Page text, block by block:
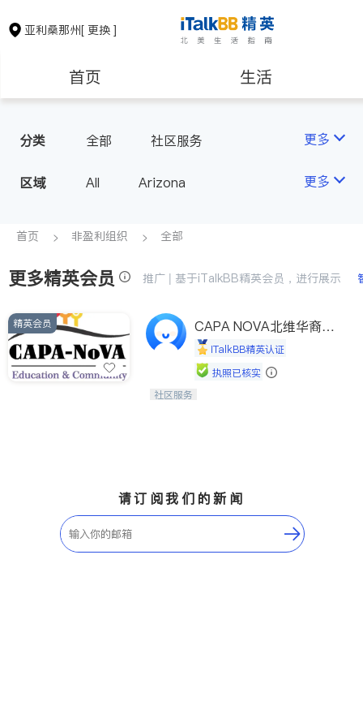
亚利桑那州[ 更换 ]
首页 生活
房地产租售
教育
非盈利组织
分类 全部 社区服务 更多
区域 All Arizona 更多
首页 非盈利组织 全部
更多精英会员 推广 | 基于iTalkBB精英会员，进行展示
精英会员
CAPA NOVA北维华裔家
长会iTalkBB精英认证
执照已核实
连接家长与社会，赋能孩子与下一代，
社区服务
请订阅我们的新闻